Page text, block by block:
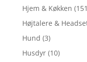
Hjem & Køkken
Højtalere &
Hund (3)
Husdyr (10)